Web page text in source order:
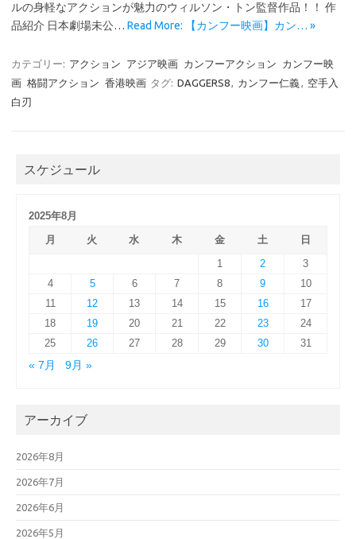
ルの身軽なアクションが魅力のウィルソン・トン監督作品！！ 作
品紹介 日本劇場未公… Read More: 【カンフー映画】カン… »
カテゴリー: アクション アジア映画 カンフーアクション
カンフー映
画 格闘アクション 香港映画 タグ: DAGGERS8, カンフー仁義, 空手入
白刃
スケジュール
2025年8月
月
火 水 木 金 土
日
1
2
3
4
5 6 7 8 9
10
11
12 13 14 15 16
17
18
19 20 21 22 23
24
25
26 27 28 29 30
31
« 7月
9月 »
アーカイブ
2026年8月
2026年7月
2026年6月
2026年5月